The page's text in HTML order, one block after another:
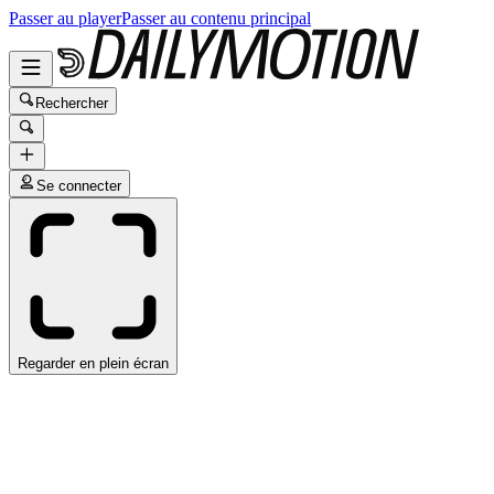
Passer au playerPasser au contenu principal
Rechercher
Se connecter
Regarder en plein écran